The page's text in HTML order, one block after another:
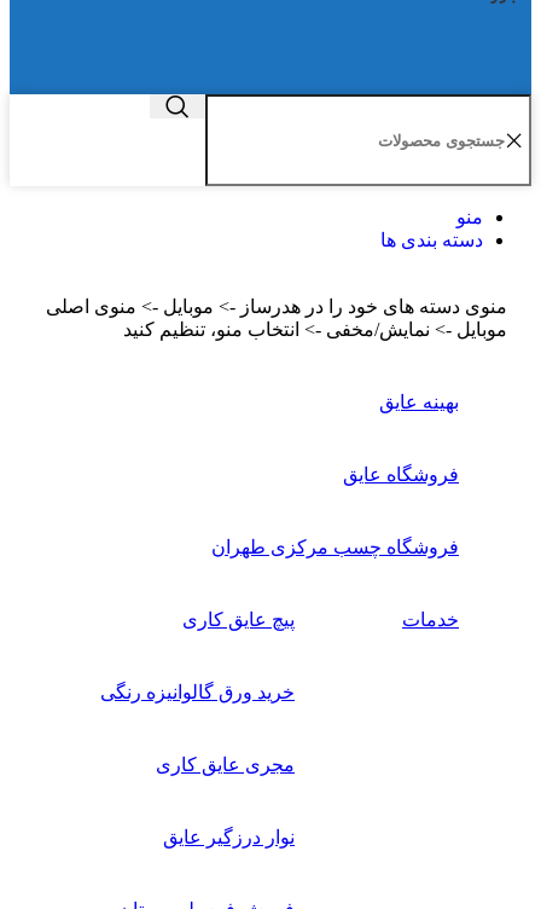
منو
دسته بندی ها
منوی دسته های خود را در هدرساز -> موبایل -> منوی اصلی
موبایل -> نمایش/مخفی -> انتخاب منو، تنظیم کنید
بهینه عایق
فروشگاه عایق
فروشگاه چسب مرکزی طهران
خدمات پیچ عایق کاری
خرید ورق گالوانیزه رنگی
مجری عایق کاری
نوار درزگیر عایق